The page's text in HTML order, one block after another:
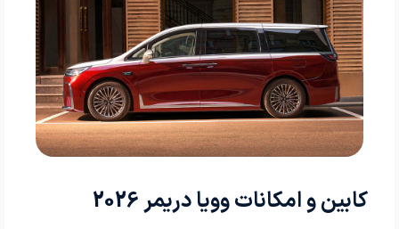
کابین و امکانات وویا دریمر 2026